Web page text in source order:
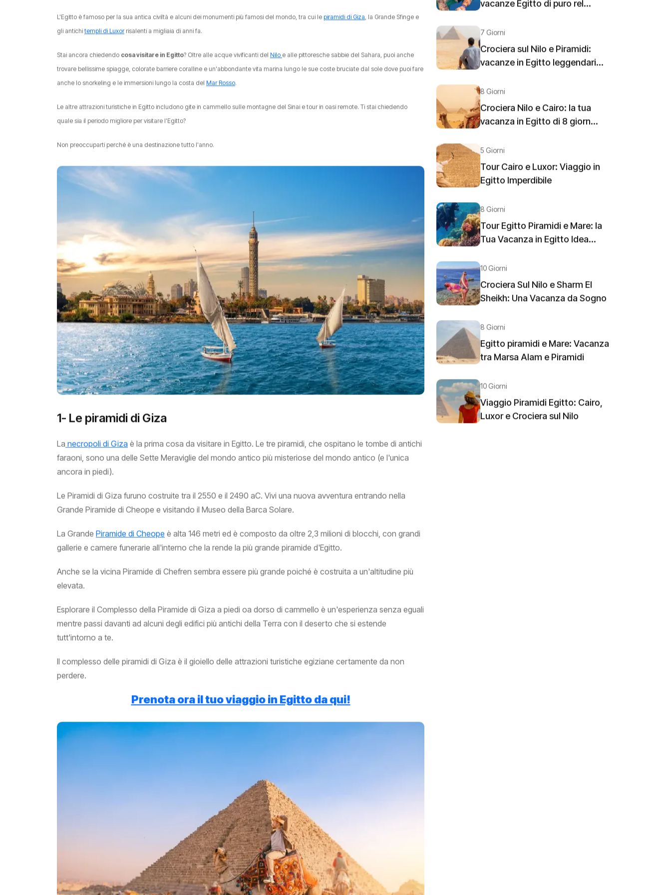
L'Egitto è famoso per la sua antica civiltà e alcuni dei monumenti più famosi del mondo, tra cui le piramidi di Giza, la Grande Sfinge e
gli antichi templi di Luxorrisalenti a migliaia di anni fa.
Stai ancora chiedendo cosa visitare in Egitto? Oltre alle acque vivificanti del Nilo e alle pittoresche sabbie del Sahara, puoi anche
trovare bellissime spiagge, colorate barriere coralline e un'abbondante vita marina lungo le sue coste bruciate dal sole dove puoi fare
anche lo snorkeling e le immersioni lungo la costa del Mar Rosso.
Le altre attrazioni turistiche in Egitto includono gite in cammello sulle montagne del Sinai e tour in oasi remote. Ti stai chiedendo
quale sia il periodo migliore per visitare l'Egitto?
Non preoccuparti perché è una destinazione tutto l'anno.
1- Le piramidi di Giza
La necropoli di Giza è la prima cosa da visitare in Egitto. Le tre piramidi, che ospitano le tombe di antichi
faraoni, sono una delle Sette Meraviglie del mondo antico più misteriose del mondo antico (e l'unica
ancora in piedi).
Le Piramidi di Giza furuno costruite tra il 2550 e il 2490 aC. Vivi una nuova avventura entrando nella
Grande Piramide di Cheope e visitando il Museo della Barca Solare.
La Grande Piramide di Cheope è alta 146 metri ed è composto da oltre 2,3 milioni di blocchi, con grandi
gallerie e camere funerarie all'interno che la rende la più grande piramide d'Egitto.
Anche se la vicina Piramide di Chefren sembra essere più grande poiché è costruita a un'altitudine più
elevata.
Esplorare il Complesso della Piramide di Giza a piedi oa dorso di cammello è un'esperienza senza eguali
mentre passi davanti ad alcuni degli edifici più antichi della Terra con il deserto che si estende
tutt'intorno a te.
Il complesso delle piramidi di Giza è il gioiello delle attrazioni turistiche egiziane certamente da non
perdere.
Prenota ora il tuo viaggio in Egitto da qui!
vacanze Egitto di puro rel...
7 Giorni
Crociera sul Nilo e Piramidi:
vacanze in Egitto leggendari...
8 Giorni
Crociera Nilo e Cairo: la tua
vacanza in Egitto di 8 giorn...
5 Giorni
Tour Cairo e Luxor: Viaggio in
Egitto Imperdibile
8 Giorni
Tour Egitto Piramidi e Mare: la
Tua Vacanza in Egitto Idea...
10 Giorni
Crociera Sul Nilo e Sharm El
Sheikh: Una Vacanza da Sogno
8 Giorni
Egitto piramidi e Mare: Vacanza
tra Marsa Alam e Piramidi
10 Giorni
Viaggio Piramidi Egitto: Cairo,
Luxor e Crociera sul Nilo